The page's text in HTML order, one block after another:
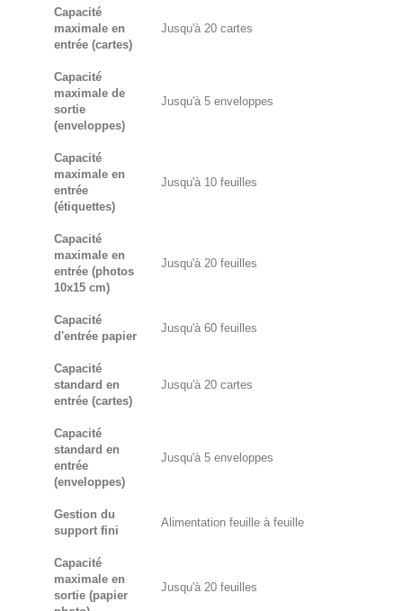
Capacité
maximale en
entrée (cartes)
Jusqu'à 20 cartes
Capacité
maximale de
sortie
(enveloppes)
Jusqu'à 5 enveloppes
Capacité
maximale en
entrée
(étiquettes)
Jusqu'à 10 feuilles
Capacité
maximale en
entrée (photos
10x15 cm)
Jusqu'à 20 feuilles
Capacité
d'entrée papier
Jusqu'à 60 feuilles
Capacité
standard en
entrée (cartes)
Jusqu'à 20 cartes
Capacité
standard en
entrée
(enveloppes)
Jusqu'à 5 enveloppes
Gestion du
support fini
Alimentation feuille à feuille
Capacité
maximale en
sortie (papier
Jusqu'à 20 feuilles